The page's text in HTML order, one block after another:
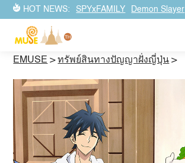
HOT NEWS: SPYxFAMILY Demon Slayer
EMUSE >ทรัพย์สินทางปัญญาฝั่งญี่ปุ่น >